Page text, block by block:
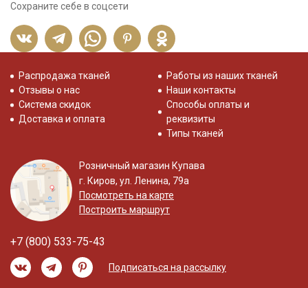
Сохраните себе в соцсети
Распродажа тканей
Отзывы о нас
Система скидок
Доставка и оплата
Работы из наших тканей
Наши контакты
Способы оплаты и
реквизиты
Типы тканей
Розничный магазин Купава
г. Киров, ул. Ленина, 79а
Посмотреть на карте
Построить маршрут
+7 (800) 533-75-43
Подписаться на рассылку